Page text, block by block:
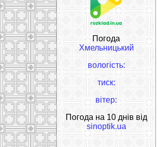
Погода
Хмельницький
вологість:
тиск:
вітер:
Погода на 10 днів від
sinoptik.ua